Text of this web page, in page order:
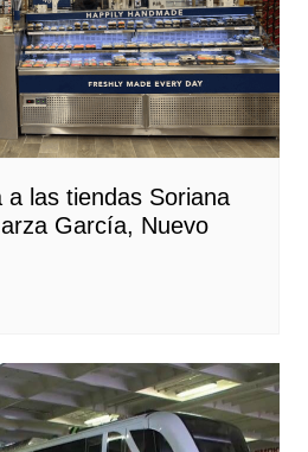
a las tiendas Soriana
García, Nuevo